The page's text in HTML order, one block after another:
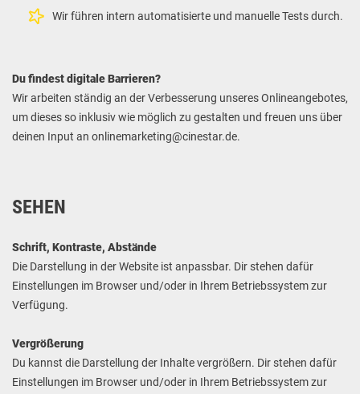
Wir führen intern automatisierte und manuelle Tests durch.
Du findest digitale Barrieren?
Wir arbeiten ständig an der Verbesserung unseres Onlineangebotes,
um dieses so inklusiv wie möglich zu gestalten und freuen uns über
deinen Input an onlinemarketing@cinestar.de.
SEHEN
Schrift, Kontraste, Abstände
Die Darstellung in der Website ist anpassbar. Dir stehen dafür
Einstellungen im Browser und/oder in Ihrem Betriebssystem zur
Verfügung.
Vergrößerung
Du kannst die Darstellung der Inhalte vergrößern. Dir stehen dafür
Einstellungen im Browser und/oder in Ihrem Betriebssystem zur